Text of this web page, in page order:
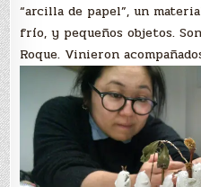
“arcilla de papel”, un
frío, y pequeños objetos.
Roque. Vinieron